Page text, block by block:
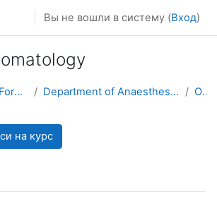
Вы не вошли в систему (Вход)
Foreign students Department of Anaesthesiology and Intensive Care with IAPE course О курсе
на курс